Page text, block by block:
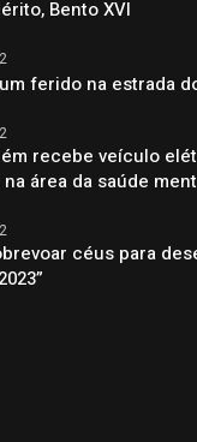
Bento XVI
ferido na estrada
recebe veículo
área da saúde
céus para